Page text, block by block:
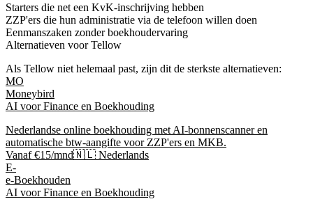
Starters die net een KvK-inschrijving hebben
ZZP'ers die hun administratie via de telefoon willen doen
Eenmanszaken zonder boekhoudervaring
Alternatieven voorTellow
Als Tellow niet helemaal past, zijn dit de sterkste alternatieven:
MO
Moneybird
AI voor Finance en Boekhouding
Nederlandse online boekhouding met AI-bonnenscanner en
automatische btw-aangifte voor ZZP'ers en MKB.
Vanaf €15/mnd🇳🇱 Nederlands
E-
e-Boekhouden
AI voor Finance en Boekhouding